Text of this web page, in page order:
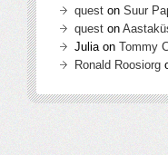
quest on Suur
quest on
Juliaon Tommy
Ronald Roosiorg